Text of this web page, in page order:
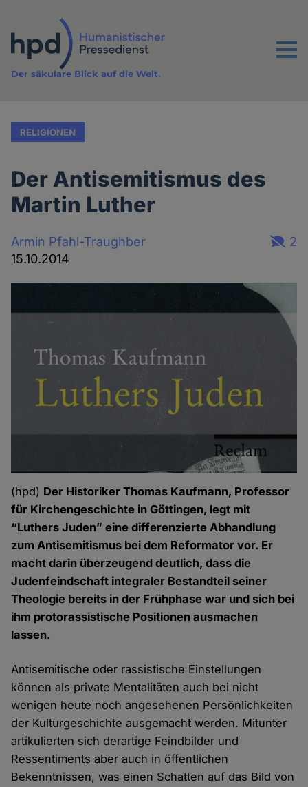
Inhalt
Menu
Der säkulare Blick auf die Welt.
RELIGIONEN
Der Antisemitismus des
Martin Luther
Armin Pfahl-Traughber
15.10.2014
2
(hpd) Der Historiker Thomas Kaufmann, Professor
für Kirchengeschichte in Göttingen, legt mit
“Luthers Juden” eine differenzierte Abhandlung
zum Antisemitismus bei dem Reformator vor. Er
macht darin überzeugend deutlich, dass die
Judenfeindschaft integraler Bestandteil seiner
Theologie bereits in der Frühphase war und sich bei
ihm protorassistische Positionen ausmachen
lassen.
Antisemitische oder rassistische Einstellungen
können als private Mentalitäten auch bei nicht
wenigen heute noch angesehenen Persönlichkeiten
der Kulturgeschichte ausgemacht werden. Mitunter
artikulierten sich derartige Feindbilder und
Ressentiments aber auch in öffentlichen
Bekenntnissen, was einen Schatten auf das Bild von